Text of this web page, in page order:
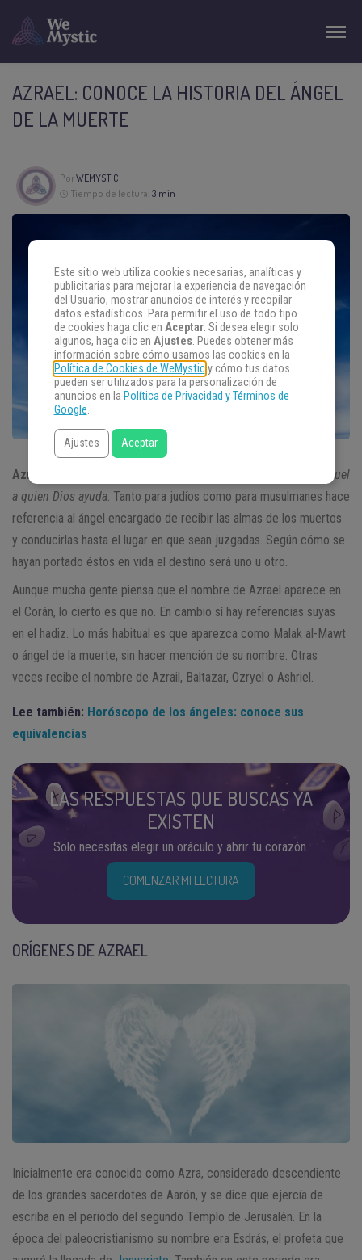
AZRAEL: CONOCE LA HISTORIA DEL ÁNGEL
DE LA MUERTE
PorWEMYSTIC
Tiempo de lectura: 3 min
Azrael
Aquel
a quien Dios ayuda . Tanto para judíos como para musulmanes hace
referencia al ángel encargado de recibir las almas de los muertos
y conducirlas hasta el lugar en que sean juzgadas. Según cómo se
hayan portado éstos en vida el destino será uno u otro.
Aunque mucha gente piensa que el nombre de Azrael aparece en
el Corán, lo cierto es que no. En cambio sí hay referencias suyas
en el hadiz. Lo más habitual es que aparezca como Malak al-Mawt
o ángel de la muerte, sin hacer mención de su nombre. Otras
veces recibe el nombre de Azrail, Baltazar, Ozryel o Ashriel.
Lee también: Horóscopo de los ángeles: conoce sus
equivalencias
LAS RESPUESTAS QUE BUSCAS YA
EXISTEN
Solo necesitas elegir un oráculo y abrir tu corazón.
COMENZAR MI LECTURA
ORÍGENES DE AZRAEL
Inicialmente era conocido como Azra, considerado descendiente
de los grandes sacerdotes de Aarón, y se dice que ejercía de
escriba en el periodo del segundo Templo de Jerusalén. En la
época del paleocristianismo su nombre era Esdrás, el profeta que
Este sitio web utiliza cookies necesarias, analíticas y
publicitarias para mejorar la experiencia de navegación
del Usuario, mostrar anuncios de interés y recopilar
datos estadísticos. Para permitir el uso de todo tipo
de cookies haga clic en Aceptar. Si desea elegir solo
algunos, haga clic en Ajustes. Puedes obtener más
información sobre cómo usamos las cookies en la
Política de Cookies de WeMysticy cómo tus datos
pueden ser utilizados para la personalización de
anuncios en la Política de Privacidad y Términos de
Google.
Ajustes Aceptar